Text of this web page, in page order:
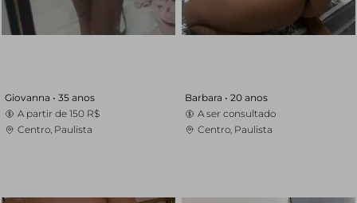
Giovanna • 35 anos
A partir de 150 R$
Centro, Paulista
Barbara • 20 anos
A ser consultado
Centro, Paulista